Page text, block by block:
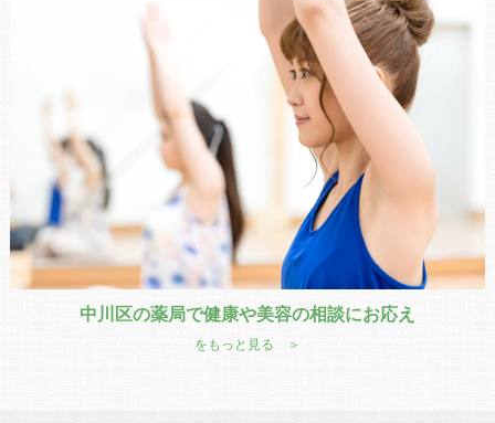
中川区の薬局で健康や美容の相談にお応え
をもっと見る ＞